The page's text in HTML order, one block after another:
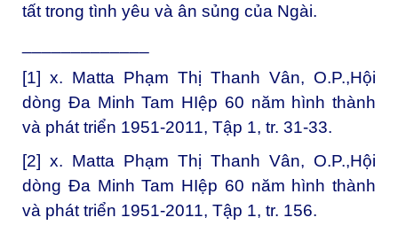
tất trong tình yêu và ân sủng của Ngài.
[1] x. Matta Phạm Thị Thanh Vân, O.P.,Hội
dòng Đa Minh Tam HIệp 60 năm hình thành
và phát triển 1951-2011, Tập 1, tr. 31-33.
[2] x. Matta Phạm Thị Thanh Vân, O.P.,Hội
dòng Đa Minh Tam HIệp 60 năm hình thành
và phát triển 1951-2011, Tập 1, tr. 156.